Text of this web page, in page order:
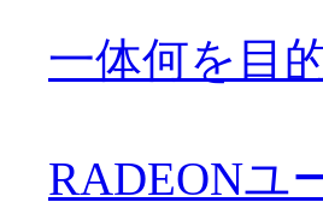
一体何を目
RADEONユ